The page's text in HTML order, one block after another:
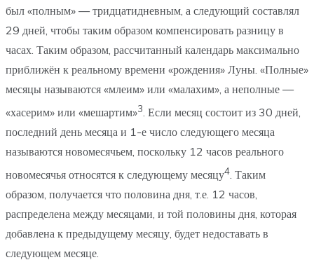
был «полным» — тридцатидневным, а следующий составлял
29 дней, чтобы таким образом компенсировать разницу в
часах. Таким образом, рассчитанный календарь максимально
приближён к реальному времени «рождения» Луны. «Полные»
месяцы называются «млеим» или «малахим», а неполные —
«хасерим» или «мешартим»3. Если месяц состоит из 30 дней,
последний день месяца и 1-е число следующего месяца
называются новомесячьем, поскольку 12 часов реального
новомесячья относятся к следующему месяцу4. Таким
образом, получается что половина дня, т.е. 12 часов,
распределена между месяцами, и той половины дня, которая
добавлена к предыдущему месяцу, будет недоставать в
следующем месяце.